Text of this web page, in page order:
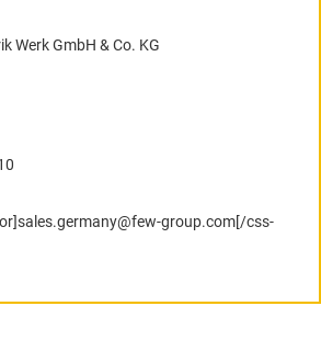
Werk GmbH & Co. KG
sales.germany@few-group.com[/css-